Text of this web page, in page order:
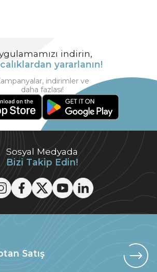
Sosyal Medyada
Bizi Takip Edin!
indirin,
yararlanın!
indirimler ve
daha fazlası!
Satış